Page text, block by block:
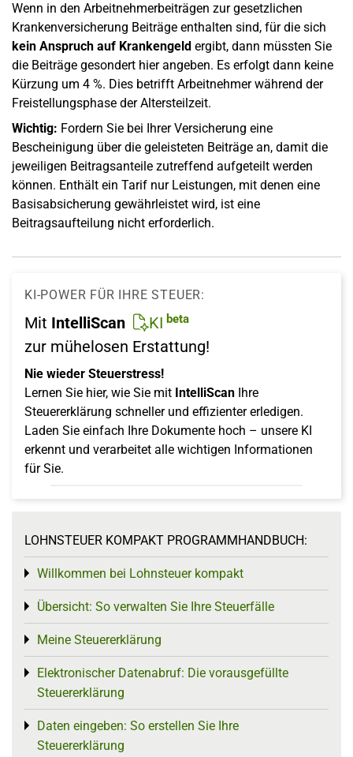
Wenn in den Arbeitnehmerbeiträgen zur gesetzlichen
Krankenversicherung Beiträge enthalten sind, für die sich
kein Anspruch auf Krankengeld ergibt, dann müssten Sie
die Beiträge gesondert hier angeben. Es erfolgt dann keine
Kürzung um 4 %. Dies betrifft Arbeitnehmer während der
Freistellungsphase der Altersteilzeit.
Wichtig: Fordern Sie bei Ihrer Versicherung eine
Bescheinigung über die geleisteten Beiträge an, damit die
jeweiligen Beitragsanteile zutreffend aufgeteilt werden
können. Enthält ein Tarif nur Leistungen, mit denen eine
Basisabsicherung gewährleistet wird, ist eine
Beitragsaufteilung nicht erforderlich.
KI-POWER FÜR IHRE STEUER:
Mit IntelliScan KI beta
zur mühelosen Erstattung!
Nie wieder Steuerstress!
Lernen Sie hier, wie Sie mit IntelliScan Ihre
Steuererklärung schneller und effizienter erledigen.
Laden Sie einfach Ihre Dokumente hoch – unsere KI
erkennt und verarbeitet alle wichtigen Informationen
für Sie.
LOHNSTEUER KOMPAKT PROGRAMMHANDBUCH:
Willkommen bei Lohnsteuer kompakt
Toggle menu
Übersicht: So verwalten Sie Ihre Steuerfälle
Toggle menu
Meine Steuererklärung
Toggle menu
Elektronischer Datenabruf: Die vorausgefüllte
Steuererklärung
Toggle menu
Daten eingeben: So erstellen Sie Ihre
Steuererklärung
Toggle menu